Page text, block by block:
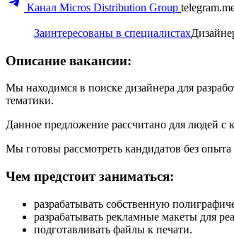
Канал Micros Distribution Group
Заинтересованы в специалистах
Описание вакансии:
Мы находимся в поиске дизайнера для
тематики.
Данное предложение рассчитано для людей с
Мы готовы рассмотреть кандидатов без
Чем предстоит заниматься:
разрабатывать собственную
разрабатывать рекламные макеты для
подготавливать файлы к печати.